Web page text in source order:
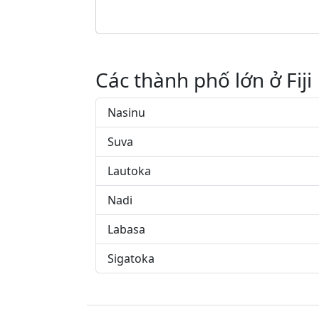
Các thành phố lớn ở Fiji
Nasinu
Suva
Lautoka
Nadi
Labasa
Sigatoka